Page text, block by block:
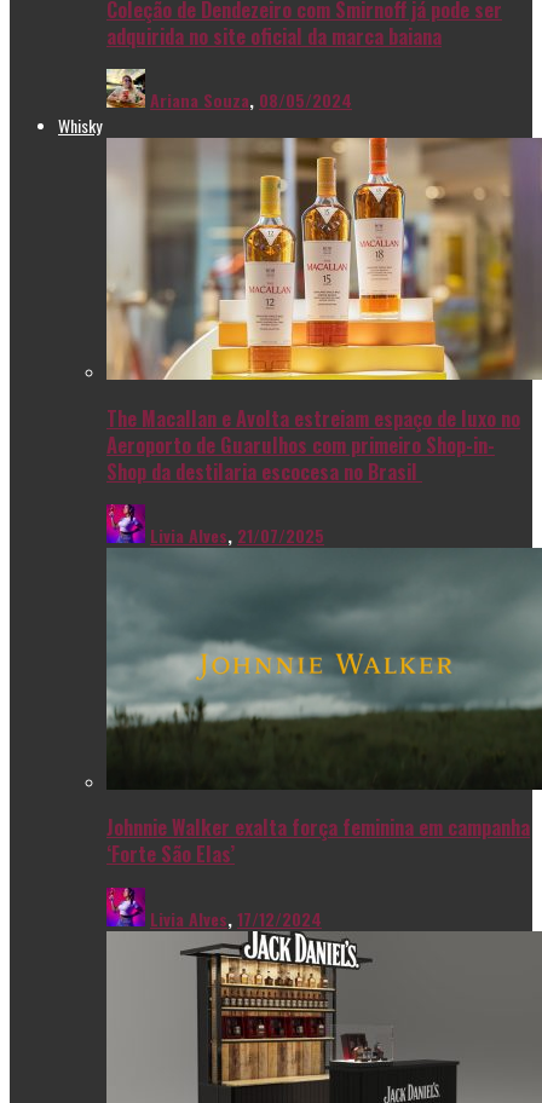
Coleção de Dendezeiro com Smirnoff já pode ser
adquirida no site oficial da marca baiana
Ariana Souza, 08/05/2024
Whisky
The Macallan e Avolta estreiam espaço de luxo no
Aeroporto de Guarulhos com primeiro Shop-in-
Shop da destilaria escocesa no Brasil
Livia Alves, 21/07/2025
Johnnie Walker exalta força feminina em campanha
‘Forte São Elas’
Livia Alves,17/12/2024